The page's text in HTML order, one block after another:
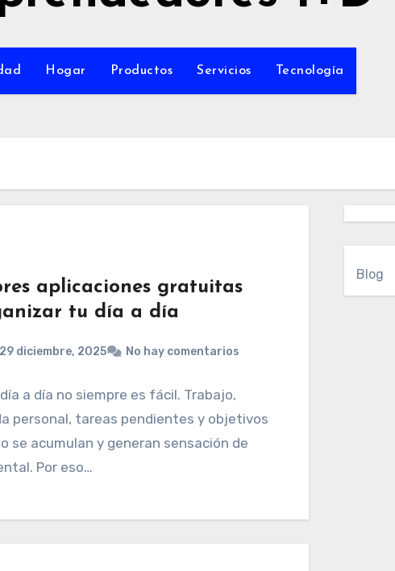
Hogar Productos Servicios Tecnología
aplicaciones gratuitas
tu día a día
29 diciembre, 2025 No hay comentarios
a día no siempre es fácil. Trabajo,
personal, tareas pendientes y objetivos
se acumulan y generan sensación de
Por eso…
Blog